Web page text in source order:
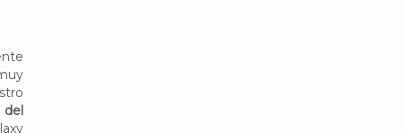
del